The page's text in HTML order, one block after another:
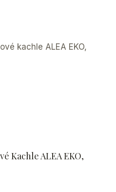
Kachle ALEA EKO,